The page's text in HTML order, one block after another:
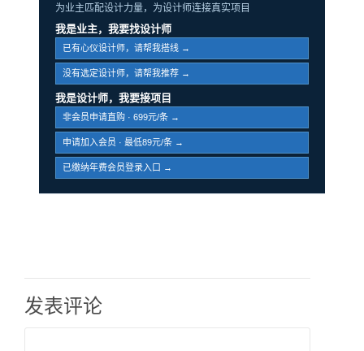
为业主匹配设计力量，为设计师连接真实项目
我是业主，我要找设计师
已有心仪设计师，请帮我搭线 →
没有选定设计师，请帮我推荐 →
我是设计师，我要接项目
非会员申请直购 · 699元/条 →
申请加入会员 · 最低89元/条 →
已缴纳年费会员登录入口 →
发表评论